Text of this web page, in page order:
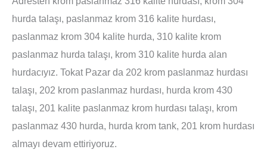
hurda talaşı, paslanmaz krom 316 kalite hurdası,
paslanmaz krom 304 kalite hurda, 310 kalite krom
paslanmaz hurda talaşı, krom 310 kalite hurda alan
hurdacıyız. Tokat Pazar da 202 krom paslanmaz hurdası
talaşı, 202 krom paslanmaz hurdası, hurda krom 430
talaşı, 201 kalite paslanmaz krom hurdası talaşı, krom
paslanmaz 430 hurda, hurda krom tank, 201 krom hurdası
almayı devam ettiriyoruz.